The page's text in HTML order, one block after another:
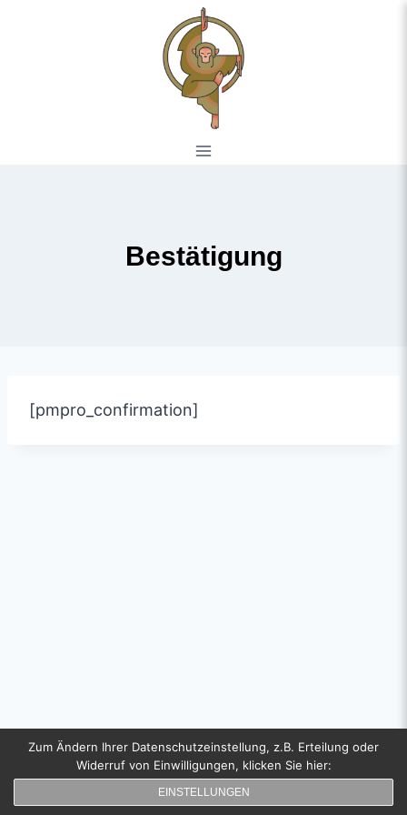
Bestätigung
[pmpro_confirmation]
Zum Ändern Ihrer Datenschutzeinstellung, z.B. Erteilung oder
Widerruf von Einwilligungen, klicken Sie hier:
EINSTELLUNGEN